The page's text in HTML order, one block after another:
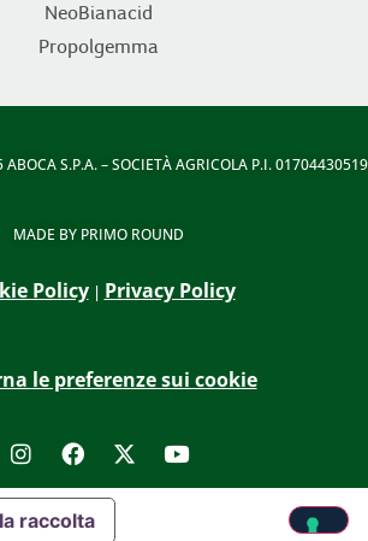
NeoBianacid
Propolgemma
S.P.A. – SOCIETÀ AGRICOLA P.I. 01704430519
MADE BY PRIMO ROUND
Policy| Privacy Policy
le preferenze sui cookie
raccolta